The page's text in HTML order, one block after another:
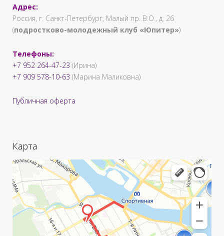
Адрес:
Россия, г. Санкт-Петербург, Малый пр. В.О., д. 26
(подростково-молодежный клуб «Юпитер»)
Телефоны:
+7 952 264-47-23 (Ирина)
+7 909 578-10-63 (Марина Маликовна)
Публичная оферта
Карта